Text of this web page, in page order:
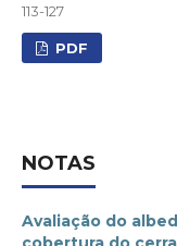
113-127
PDF
NOTAS
Avaliação do